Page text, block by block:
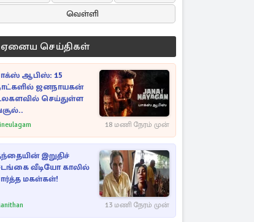
வெள்ளி
ஏனைய செய்திகள்
ஆபிஸ்: 15
ஜனநாயகன்
செய்துள்ள
18 மணி நேரம் முன்
இறுதிச்
வீடியோ காலில்
மகள்கள்!
13 மணி நேரம் முன்